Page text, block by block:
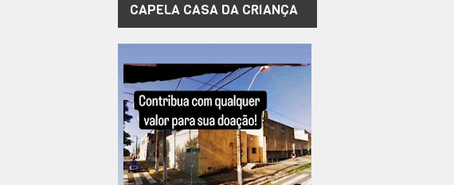
CAPELA CASA DA CRIANÇA